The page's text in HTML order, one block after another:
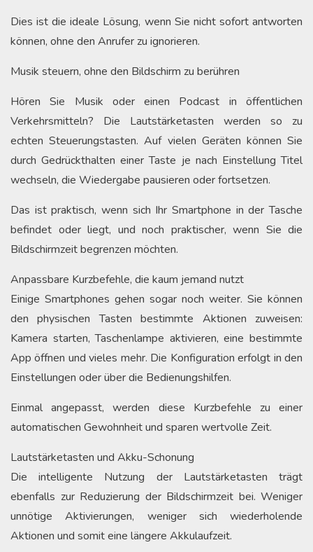
Dies ist die ideale Lösung, wenn Sie nicht sofort antworten
können, ohne den Anrufer zu ignorieren.
Musik steuern, ohne den Bildschirm zu berühren
Hören Sie Musik oder einen Podcast in öffentlichen
Verkehrsmitteln? Die Lautstärketasten werden so zu
echten Steuerungstasten. Auf vielen Geräten können Sie
durch Gedrückthalten einer Taste je nach Einstellung Titel
wechseln, die Wiedergabe pausieren oder fortsetzen.
Das ist praktisch, wenn sich Ihr Smartphone in der Tasche
befindet oder liegt, und noch praktischer, wenn Sie die
Bildschirmzeit begrenzen möchten.
Anpassbare Kurzbefehle, die kaum jemand nutzt
Einige Smartphones gehen sogar noch weiter. Sie können
den physischen Tasten bestimmte Aktionen zuweisen:
Kamera starten, Taschenlampe aktivieren, eine bestimmte
App öffnen und vieles mehr. Die Konfiguration erfolgt in den
Einstellungen oder über die Bedienungshilfen.
Einmal angepasst, werden diese Kurzbefehle zu einer
automatischen Gewohnheit und sparen wertvolle Zeit.
Lautstärketasten und Akku-Schonung
Die intelligente Nutzung der Lautstärketasten trägt
ebenfalls zur Reduzierung der Bildschirmzeit bei. Weniger
unnötige Aktivierungen, weniger sich wiederholende
Aktionen und somit eine längere Akkulaufzeit.